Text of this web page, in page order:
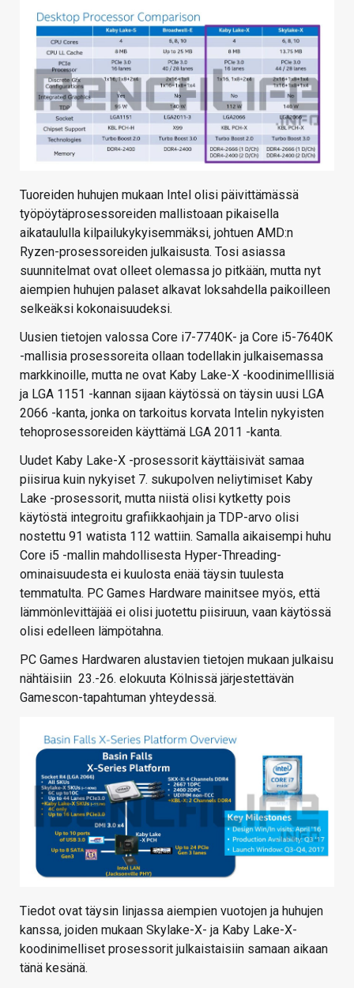
VAIHDA TEEMA
HAKU
Tuoreiden huhujen mukaan Intel olisi päivittämässä
työpöytäprosessoreiden mallistoaan pikaisella
aikataululla kilpailukykyisemmäksi, johtuen AMD:n
Ryzen-prosessoreiden julkaisusta. Tosi asiassa
suunnitelmat ovat olleet olemassa jo pitkään, mutta nyt
aiempien huhujen palaset alkavat loksahdella paikoilleen
selkeäksi kokonaisuudeksi.
Uusien tietojen valossa Core i7-7740K- ja Core i5-7640K
-mallisia prosessoreita ollaan todellakin julkaisemassa
markkinoille, mutta ne ovat Kaby Lake-X -koodinimelllisiä
ja LGA 1151 -kannan sijaan käytössä on täysin uusi LGA
2066 -kanta, jonka on tarkoitus korvata Intelin nykyisten
tehoprosessoreiden käyttämä LGA 2011 -kanta.
Uudet Kaby Lake-X -prosessorit käyttäisivät samaa
piisirua kuin nykyiset 7. sukupolven neliytimiset Kaby
Lake -prosessorit, mutta niistä olisi kytketty pois
käytöstä integroitu grafiikkaohjain ja TDP-arvo olisi
nostettu 91 watista 112 wattiin. Samalla aikaisempi huhu
Core i5 -mallin mahdollisesta Hyper-Threading-
ominaisuudesta ei kuulosta enää täysin tuulesta
temmatulta. PC Games Hardware mainitsee myös, että
lämmönlevittäjää ei olisi juotettu piisiruun, vaan käytössä
olisi edelleen lämpötahna.
PC Games Hardwaren alustavien tietojen mukaan julkaisu
nähtäisiin 23.-26. elokuuta Kölnissä järjestettävän
Gamescon-tapahtuman yhteydessä.
Tiedot ovat täysin linjassa aiempien vuotojen ja huhujen
kanssa, joiden mukaan Skylake-X- ja Kaby Lake-X-
koodinimelliset prosessorit julkaistaisiin samaan aikaan
tänä kesänä.